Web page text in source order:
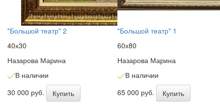
"Большой театр" 2
40х30
Назарова Марина
В наличии
30 000 руб.
Купить
"Большой театр" 1
60х80
Назарова Марина
В наличии
65 000 руб.
Купить